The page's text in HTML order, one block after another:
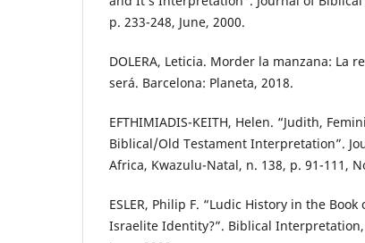
p. 233-248, June, 2000.
DOLERA, Leticia. Morder la manzana: La
será. Barcelona: Planeta, 2018.
EFTHIMIADIS-KEITH, Helen. “Judith,
Biblical/Old Testament Interpretation”.
Africa, Kwazulu-Natal, n. 138, p. 91-111,
ESLER, Philip F. “Ludic History in the
Israelite Identity?”. Biblical Interpretation,